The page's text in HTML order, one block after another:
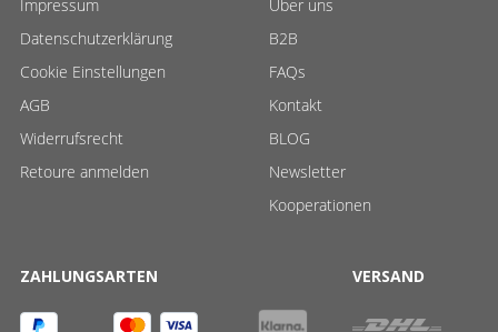
Impressum
Datenschutzerklärung
Cookie Einstellungen
AGB
Widerrufsrecht
Retoure anmelden
Über uns
B2B
FAQs
Kontakt
BLOG
Newsletter
Kooperationen
ZAHLUNGSARTEN VERSAND